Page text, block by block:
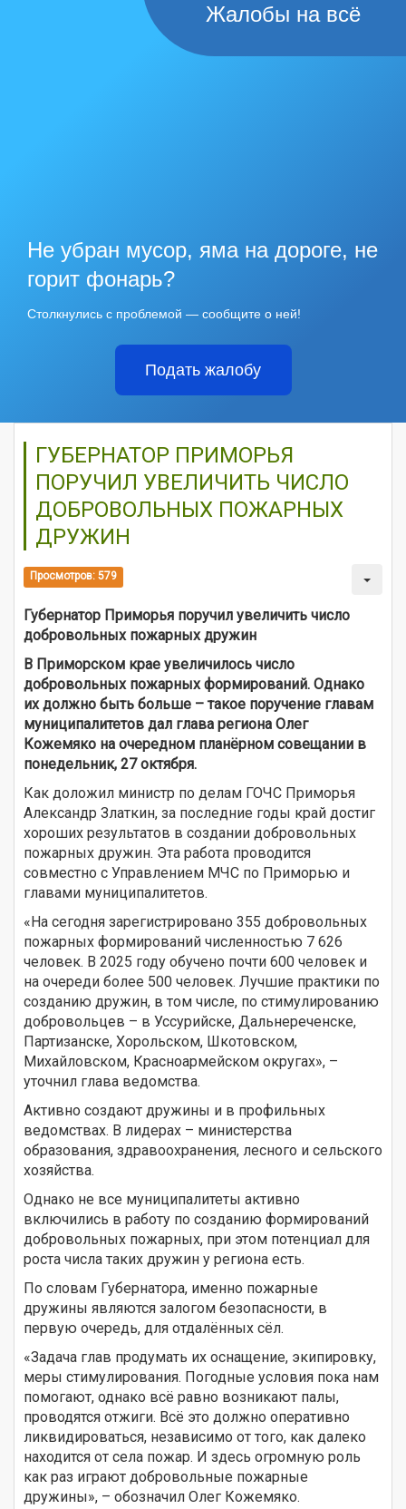
Жалобы на всё
Не убран мусор, яма на дороге, не
горит фонарь?
Столкнулись с проблемой — сообщите о ней!
Подать жалобу
ГУБЕРНАТОР ПРИМОРЬЯ
ПОРУЧИЛ УВЕЛИЧИТЬ ЧИСЛО
ДОБРОВОЛЬНЫХ ПОЖАРНЫХ
ДРУЖИН
Просмотров: 579
Губернатор Приморья поручил увеличить число
добровольных пожарных дружин
В Приморском крае увеличилось число
добровольных пожарных формирований. Однако
их должно быть больше – такое поручение главам
муниципалитетов дал глава региона Олег
Кожемяко на очередном планёрном совещании в
понедельник, 27 октября.
Как доложил министр по делам ГОЧС Приморья
Александр Златкин, за последние годы край достиг
хороших результатов в создании добровольных
пожарных дружин. Эта работа проводится
совместно с Управлением МЧС по Приморью и
главами муниципалитетов.
«На сегодня зарегистрировано 355 добровольных
пожарных формирований численностью 7 626
человек. В 2025 году обучено почти 600 человек и
на очереди более 500 человек. Лучшие практики по
созданию дружин, в том числе, по стимулированию
добровольцев – в Уссурийске, Дальнереченске,
Партизанске, Хорольском, Шкотовском,
Михайловском, Красноармейском округах», –
уточнил глава ведомства.
Активно создают дружины и в профильных
ведомствах. В лидерах – министерства
образования, здравоохранения, лесного и сельского
хозяйства.
Однако не все муниципалитеты активно
включились в работу по созданию формирований
добровольных пожарных, при этом потенциал для
роста числа таких дружин у региона есть.
По словам Губернатора, именно пожарные
дружины являются залогом безопасности, в
первую очередь, для отдалённых сёл.
«Задача глав продумать их оснащение, экипировку,
меры стимулирования. Погодные условия пока нам
помогают, однако всё равно возникают палы,
проводятся отжиги. Всё это должно оперативно
ликвидироваться, независимо от того, как далеко
находится от села пожар. И здесь огромную роль
как раз играют добровольные пожарные
дружины», – обозначил Олег Кожемяко.